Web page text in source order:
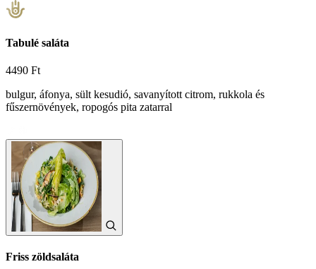
Tabulé saláta
4490 Ft
bulgur, áfonya, sült kesudió, savanyított citrom, rukkola és
fűszernövények, ropogós pita zatarral
Friss zöldsaláta